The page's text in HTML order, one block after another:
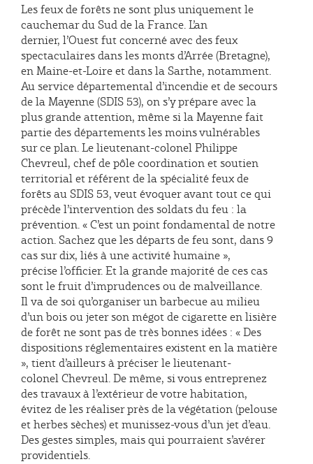
Les feux de forêts ne sont plus uniquement le
cauchemar du Sud de la France. L’an
dernier, l’Ouest fut concerné avec des feux
spectaculaires dans les monts d’Arrée (Bretagne),
en Maine-et-Loire et dans la Sarthe, notamment.
Au service départemental d’incendie et de secours
de la Mayenne (SDIS 53), on s’y prépare avec la
plus grande attention, même si la Mayenne fait
partie des départements les moins vulnérables
sur ce plan. Le lieutenant-colonel Philippe
Chevreul, chef de pôle coordination et soutien
territorial et référent de la spécialité feux de
forêts au SDIS 53, veut évoquer avant tout ce qui
précède l’intervention des soldats du feu : la
prévention. « C’est un point fondamental de notre
action. Sachez que les départs de feu sont, dans 9
cas sur dix, liés à une activité humaine »,
précise l’officier. Et la grande majorité de ces cas
sont le fruit d’imprudences ou de malveillance.
Il va de soi qu’organiser un barbecue au milieu
d’un bois ou jeter son mégot de cigarette en lisière
de forêt ne sont pas de très bonnes idées : « Des
dispositions réglementaires existent en la matière
», tient d’ailleurs à préciser le lieutenant-
colonel Chevreul. De même, si vous entreprenez
des travaux à l’extérieur de votre habitation,
évitez de les réaliser près de la végétation (pelouse
et herbes sèches) et munissez-vous d’un jet d’eau.
Des gestes simples, mais qui pourraient s’avérer
providentiels.